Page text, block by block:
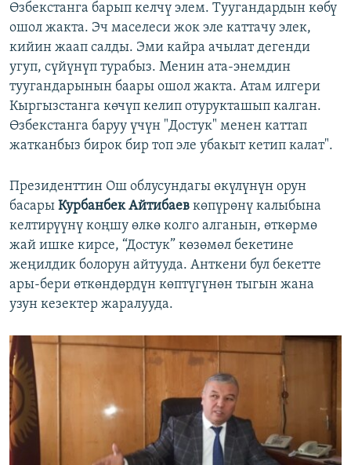
Өзбекстанга барып келчү элем. Туугандардын көбү
ошол жакта. Эч маселеси жок эле каттачу элек,
кийин жаап салды. Эми кайра ачылат дегенди
угуп, сүйүнүп турабыз. Менин ата-энемдин
туугандарынын баары ошол жакта. Атам илгери
Кыргызстанга көчүп келип отурукташып калган.
Өзбекстанга баруу үчүн "Достук" менен каттап
жатканбыз бирок бир топ эле убакыт кетип калат".
Президенттин Ош облусундагы өкүлүнүн орун
басары Курбанбек Айтибаев көпүрөнү калыбына
келтирүүнү коңшу өлкө колго алганын, өткөрмө
жай ишке кирсе, “Достук” көзөмөл бекетине
жеңилдик болорун айтууда. Анткени бул бекетте
ары-бери өткөндөрдүн көптүгүнөн тыгын жана
узун кезектер жаралууда.